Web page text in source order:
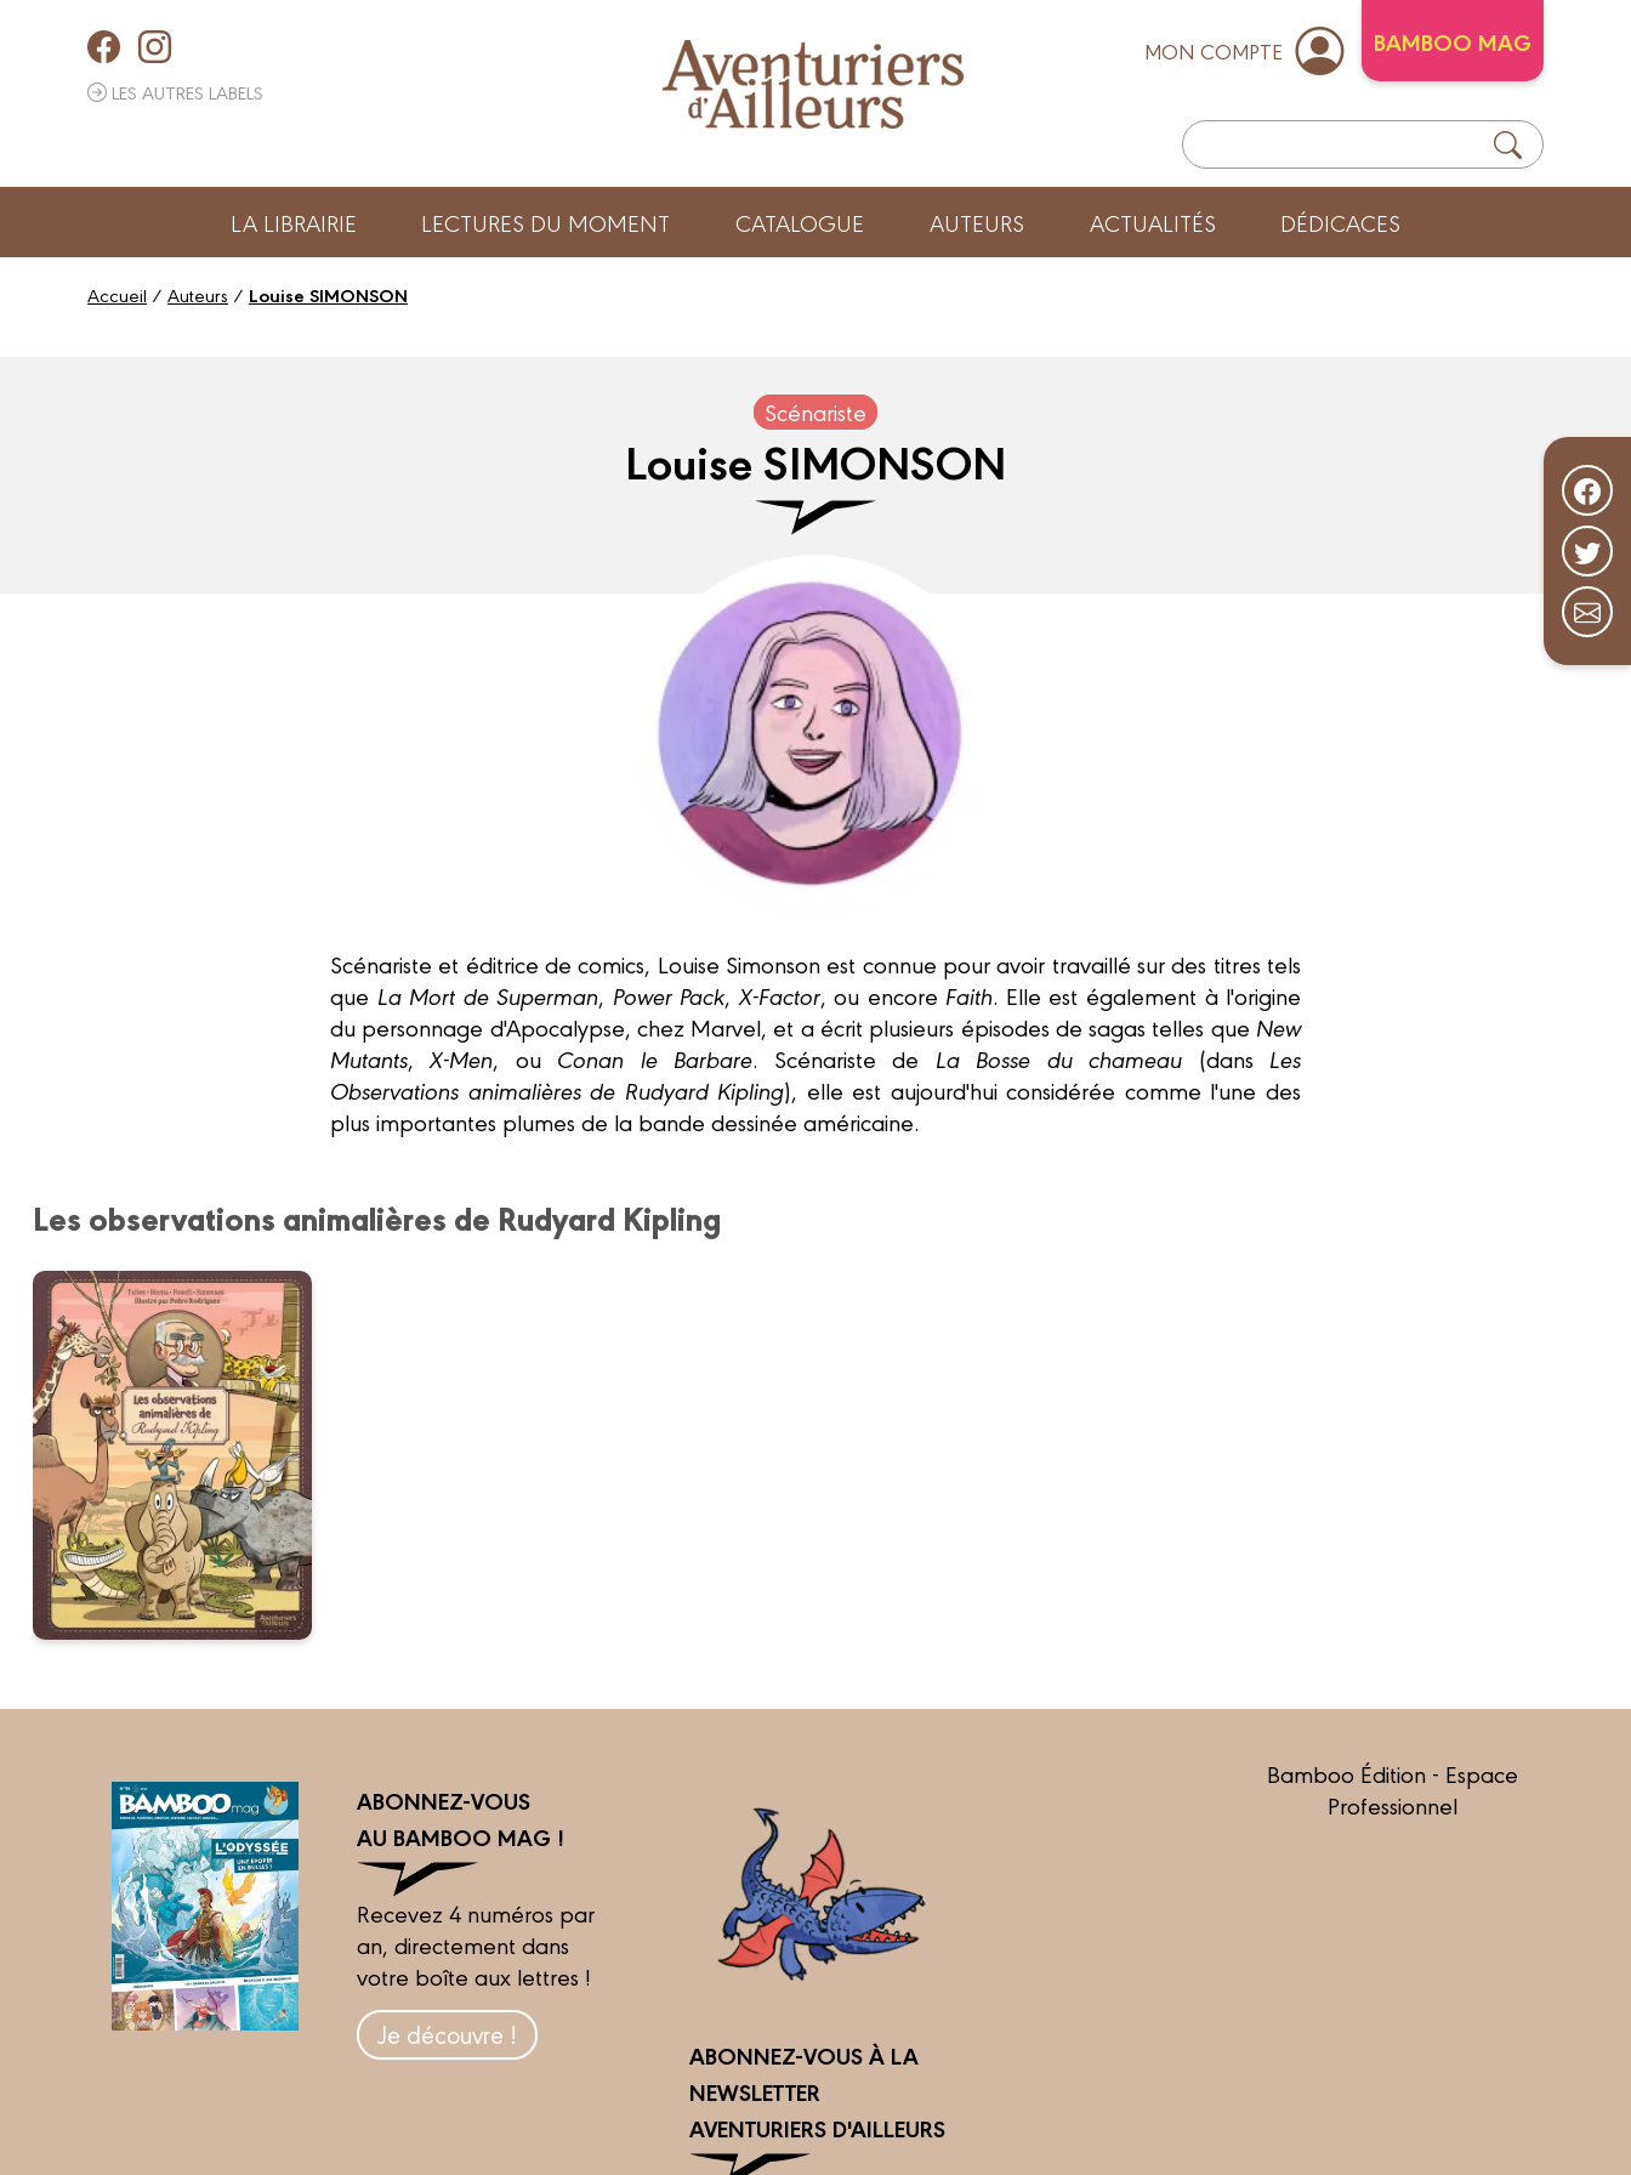
LES AUTRES LABELS
MON COMPTE BAMBOO MAG
LA LIBRAIRIE LECTURES DU MOMENT CATALOGUE AUTEURS ACTUALITÉS DÉDICACES
Accueil / Auteurs / Louise SIMONSON
Scénariste
Louise SIMONSON
Scénariste et éditrice de comics, Louise Simonson est connue pour avoir travaillé sur des titres tels
que La Mort de Superman, Power Pack, X-Factor, ou encore Faith. Elle est également à l'origine
du personnage d'Apocalypse, chez Marvel, et a écrit plusieurs épisodes de sagas telles que New
Mutants,X-Men, ou Conan le Barbare. Scénariste de La Bosse du chameau (dans Les
Observations animalières de Rudyard Kipling), elle est aujourd'hui considérée comme l'une des
plus importantes plumes de la bande dessinée américaine.
Les observations animalières de Rudyard Kipling
ABONNEZ-VOUS
AU BAMBOO MAG !
Recevez 4 numéros par
an, directement dans
votre boîte aux lettres !
Je découvre !
ABONNEZ-VOUS À LA
NEWSLETTER
AVENTURIERS D'AILLEURS
Bamboo Édition - Espace
Professionnel